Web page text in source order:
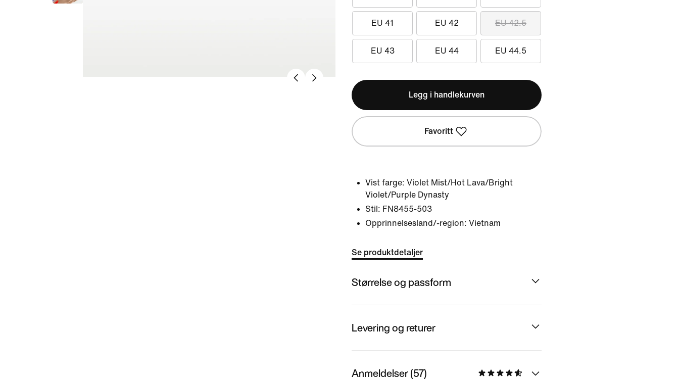
EU 41 EU 42 EU 42.5
EU 43 EU 44 EU 44.5
Legg i handlekurven
Favoritt
Vist farge: Violet Mist/Hot Lava/Bright
Violet/Purple Dynasty
Stil: FN8455-503
Opprinnelsesland/-region: Vietnam
Se produktdetaljer
Størrelse og passform
Levering og returer
Anmeldelser (57)